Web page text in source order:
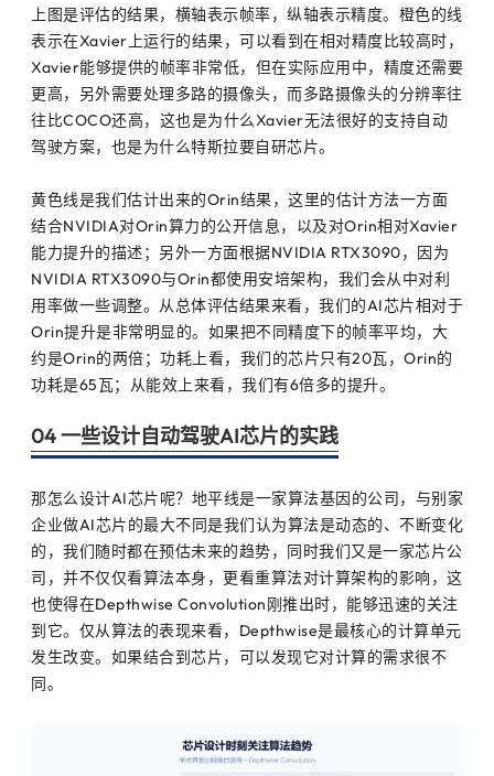
上图是评估的结果，横轴表示帧率，纵轴表示精度。橙色的线
表示在Xavier上运行的结果，可以看到在相对精度比较高时，
Xavier能够提供的帧率非常低，但在实际应用中，精度还需要
更高，另外需要处理多路的摄像头，而多路摄像头的分辨率往
往比COCO还高，这也是为什么Xavier无法很好的支持自动
驾驶方案，也是为什么特斯拉要自研芯片。
黄色线是我们估计出来的Orin结果，这里的估计方法一方面
结合NVIDIA对Orin算力的公开信息，以及对Orin相对Xavier
能力提升的描述；另外一方面根据NVIDIA RTX3090，因为
NVIDIA RTX3090与Orin都使用安培架构，我们会从中对利
用率做一些调整。从总体评估结果来看，我们的AI芯片相对于
Orin提升是非常明显的。如果把不同精度下的帧率平均，大
约是Orin的两倍；功耗上看，我们的芯片只有20瓦，Orin的
功耗是65瓦；从能效上来看，我们有6倍多的提升。
04 一些设计自动驾驶AI芯片的实践
那怎么设计AI芯片呢？地平线是一家算法基因的公司，与别家
企业做AI芯片的最大不同是我们认为算法是动态的、不断变化
的，我们随时都在预估未来的趋势，同时我们又是一家芯片公
司，并不仅仅看算法本身，更看重算法对计算架构的影响，这
也使得在Depthwise Convolution刚推出时，能够迅速的关注
到它。仅从算法的表现来看，Depthwise是最核心的计算单元
发生改变。如果结合到芯片，可以发现它对计算的需求很不
同。